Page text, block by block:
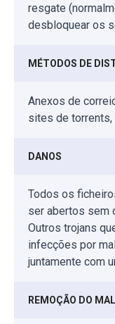
resgate
desbloquear os
MÉTODOS DE
Anexos de
sites de torrents,
DANOS
Todos os
ser abertos sem
Outros trojans
infecções por
juntamente com
REMOÇÃO DO